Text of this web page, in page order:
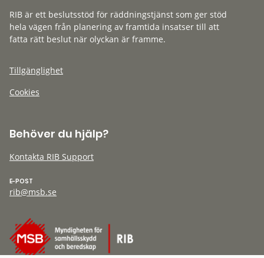
RIB är ett beslutsstöd för räddningstjänst som ger stöd
hela vägen från planering av framtida insatser till att
fatta rätt beslut när olyckan är framme.
Tillgänglighet
Cookies
Behöver du hjälp?
Kontakta RIB Support
E-POST
rib@msb.se